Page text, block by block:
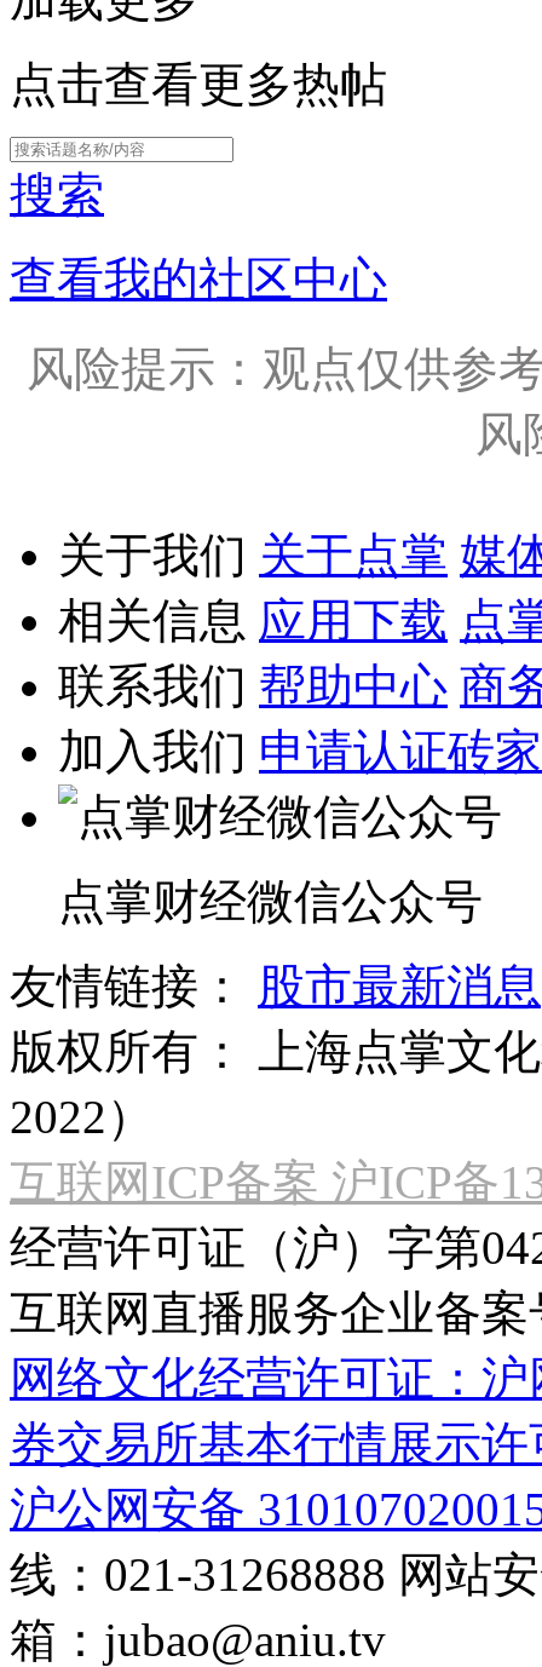
点击查看更多热帖
搜索
查看我的社区中心
风险提示：观点仅供参
风
关于我们 关于点掌 媒
相关信息 应用下载 点
联系我们 帮助中心 商
加入我们 申请认证砖家
点掌财经微信公众号
友情链接：
股市最新消息
版权所有：
上海点掌文
2022）
互联网ICP备案 沪ICP备
经营许可证（沪）字第
互联网直播服务企业备案
网络文化经营许可证：
券交易所基本行情展示许
沪公网安备
线：021-31268888 网站
箱： jubao@aniu.tv